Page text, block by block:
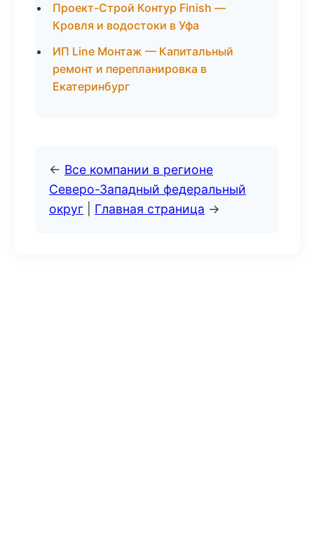
Проект-Строй Контур Finish —
Кровля и водостоки в Уфа
ИП Line Монтаж — Капитальный
ремонт и перепланировка в
Екатеринбург
← Все компании в регионе
Северо-Западный федеральный
округ
Главная страница →